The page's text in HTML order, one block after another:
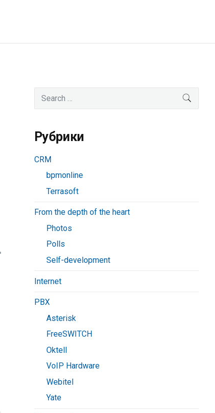
Primary
Sidebar
Search
Рубрики
CRM
bpmonline
Terrasoft
From the depth of the heart
Photos
Polls
Self-development
Internet
PBX
Asterisk
FreeSWITCH
Oktell
VoIP Hardware
Webitel
Yate